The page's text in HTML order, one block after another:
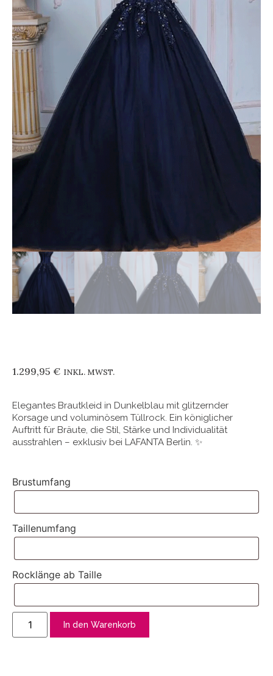
1.299,95 € INKL. MWST.
Elegantes Brautkleid in Dunkelblau mit glitzernder
Korsage und voluminösem Tüllrock. Ein königlicher
Auftritt für Bräute, die Stil, Stärke und Individualität
ausstrahlen – exklusiv bei LAFANTA Berlin. ✨
Brustumfang
Taillenumfang
Rocklänge ab Taille
In den Warenkorb